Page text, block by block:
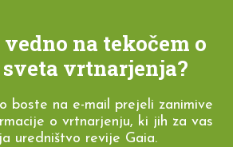
na tekočem o
vrtnarjenja?
boste na e-mail prejeli zanimive
o vrtnarjenju, ki jih za vas
uredništvo revije Gaia.